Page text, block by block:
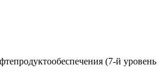
(7-й уровень